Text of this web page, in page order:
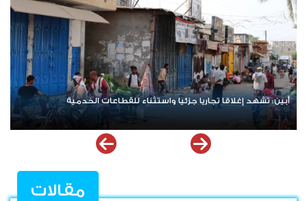
الهيئة الإدارية للجمعية الوطنية تؤكد المضي في عملية التصعيد
وتناقش مستجدات الأوضاع السياسية
مقالات